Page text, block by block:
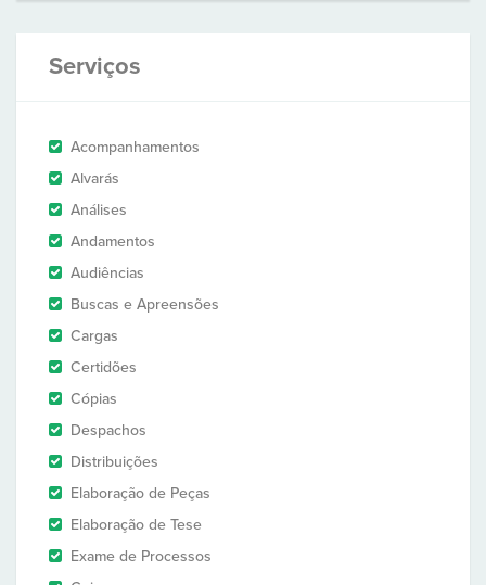
Serviços
Acompanhamentos
Alvarás
Análises
Andamentos
Audiências
Buscas e Apreensões
Cargas
Certidões
Cópias
Despachos
Distribuições
Elaboração de Peças
Elaboração de Tese
Exame de Processos